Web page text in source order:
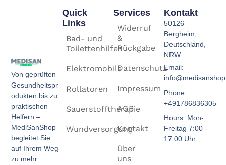
Von geprüften
Gesundheitspr
odukten bis zu
praktischen
Helfern –
MediSanShop
begleitet Sie
auf Ihrem Weg
zu mehr
Services
Widerruf
&
Rückgabe
Datenschutz
Impressum
AGB
Kontakt
Über
uns
Quick
Links
Bad- und
Toilettenhilfen
Elektromobile
Rollatoren
Sauerstofftherapie
Wundversorgung
Kontakt
50126
Bergheim,
Deutschland,
NRW
Email:
Phone:
+491786836305
Hours: Mon-
Freitag 7:00 -
17:00 Uhr